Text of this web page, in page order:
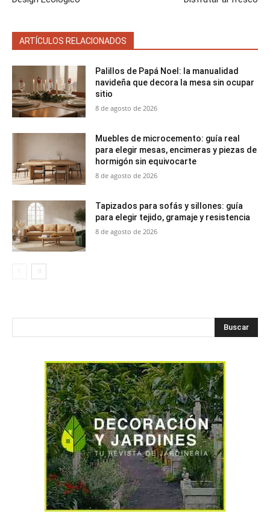
ARTÍCULOS RELACIONADOS
Palillos de Papá Noel: la manualidad
navideña que decora la mesa sin ocupar
sitio
8 de agosto de 2026
Muebles de microcemento: guía real
para elegir mesas, encimeras y piezas de
hormigón sin equivocarte
8 de agosto de 2026
Tapizados para sofás y sillones: guía
para elegir tejido, gramaje y resistencia
8 de agosto de 2026
Buscar